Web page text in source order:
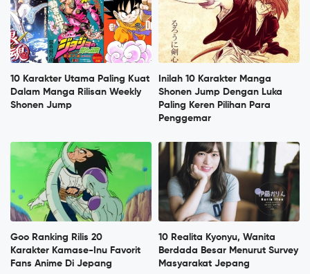
10 Karakter Utama Paling Kuat
Dalam Manga Rilisan Weekly
Shonen Jump
Inilah 10 Karakter Manga
Shonen Jump Dengan Luka
Paling Keren Pilihan Para
Penggemar
Goo Ranking Rilis 20
Karakter Kamase-Inu Favorit
Fans Anime Di Jepang
10 Realita Kyonyu, Wanita
Berdada Besar Menurut Survey
Masyarakat Jepang